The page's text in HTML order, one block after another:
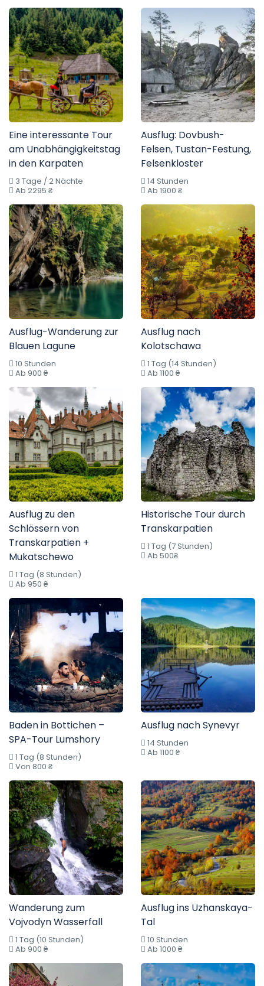
Eine interessante Tour
am Unabhängigkeitstag
in den Karpaten
3 Tage / 2 Nächte
Ab 2295 ₴
Ausflug: Dovbush-
Felsen, Tustan-Festung,
Felsenkloster
14 Stunden
Ab 1900 ₴
Ausflug-Wanderung zur
Blauen Lagune
10 Stunden
Ab 900 ₴
Ausflug nach
Kolotschawa
1 Tag (14 Stunden)
Ab 1100 ₴
Ausflug zu den
Schlössern von
Transkarpatien +
Mukatschewo
1 Tag (8 Stunden)
Ab 950 ₴
Historische Tour durch
Transkarpatien
1 Tag (7 Stunden)
Ab 500₴
Baden in Bottichen –
SPA-Tour Lumshory
1 Tag (8 Stunden)
Von 800 ₴
Ausflug nach Synevyr
14 Stunden
Ab 1100 ₴
Wanderung zum
Vojvodyn Wasserfall
1 Tag (10 Stunden)
Ab 900 ₴
Ausflug ins Uzhanskaya-
Tal
10 Stunden
Ab 1000 ₴